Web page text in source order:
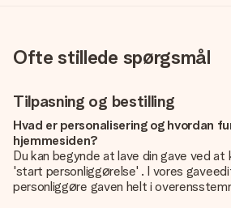
Ofte stillede spørgsmål
Tilpasning og bestilling
Hvad er personalisering og hvordan
hjemmesiden?
Du kan begynde at lave din gave ved at
'start personliggørelse' . I vores
personliggøre gaven helt i